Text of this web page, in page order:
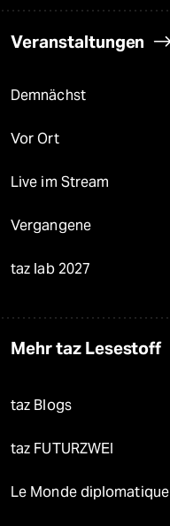
Veranstaltungen
Demnächst
Vor Ort
Live im Stream
Vergangene
taz lab 2027
Mehr taz Lesestoff
taz Blogs
taz FUTURZWEI
Le Monde diplomatique